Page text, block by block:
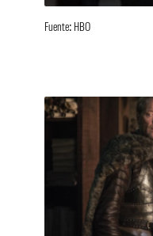
Fuente: HBO